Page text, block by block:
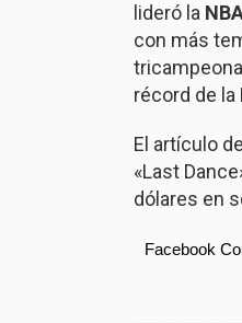
lideró la
con más
récord de la
El artículo
«Last
dólares en
Facebook